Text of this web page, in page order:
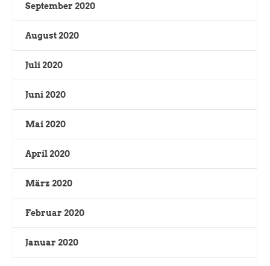
September 2020
August 2020
Juli 2020
Juni 2020
Mai 2020
April 2020
März 2020
Februar 2020
Januar 2020